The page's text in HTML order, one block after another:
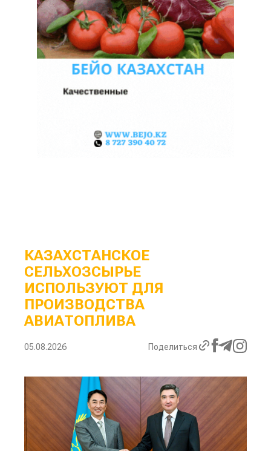
КАЗАХСТАНСКОЕ
СЕЛЬХОЗСЫРЬЕ
ИСПОЛЬЗУЮТ ДЛЯ
ПРОИЗВОДСТВА
АВИАТОПЛИВА
05.08.2026 Поделиться